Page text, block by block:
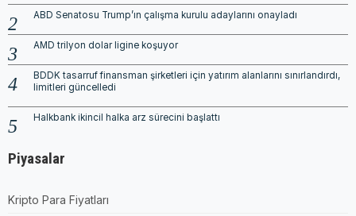
ABD Senatosu Trump’ın çalışma kurulu adaylarını onayladı
AMD trilyon dolar ligine koşuyor
BDDK tasarruf finansman şirketleri için yatırım alanlarını sınırlandırdı,
limitleri güncelledi
Halkbank ikincil halka arz sürecini başlattı
Piyasalar
Kripto Para Fiyatları